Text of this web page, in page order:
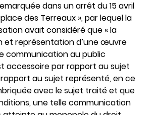
dans un arrêt du 15 avril
des Terreaux », par lequel la
avait considéré que « la
et représentation d’une œuvre
communication au public
accessoire par rapport au sujet
au sujet représenté, en ce
avec le sujet traité et que
une telle communication